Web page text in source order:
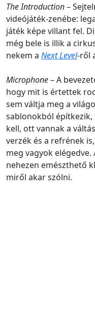
The Introduction–
videójáték-zenébe:
játék képe villant fel.
még bele is illik a
nekem a Next Level-ről
Microphone– A
hogy mit is értettek
sem váltja meg a
sablonokból építkezik,
kell, ott vannak a
verzék és a refrének
meg vagyok
nehezen emészthető
miről akar szólni.